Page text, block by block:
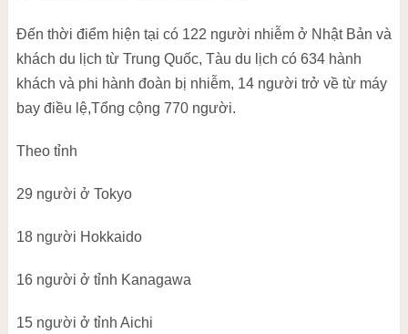
Đến thời điểm hiện tại có 122 người nhiễm ở Nhật Bản và
khách du lịch từ Trung Quốc, Tàu du lịch có 634 hành
khách và phi hành đoàn bị nhiễm, 14 người trở về từ máy
bay điều lệ,Tổng cộng 770 người.
Theo tỉnh
29 người ở Tokyo
18 người Hokkaido
16 người ở tỉnh Kanagawa
15 người ở tỉnh Aichi